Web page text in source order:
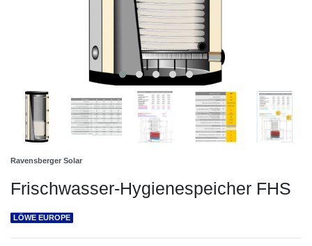
Ravensberger Solar
Frischwasser-Hygienespeicher FHS
LÖWE EUROPE